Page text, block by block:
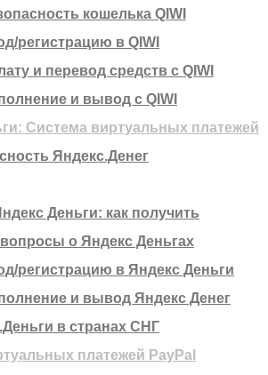
кошелька QIWI
регистрацию в QIWI
и перевод средств c QIWI
и вывод с QIWI
Система виртуальных платежей
Яндекс.Денег
Деньги: как получить
о Яндекс Деньгах
регистрацию в Яндекс Деньги
и вывод Яндекс Денег
в странах СНГ
платежей PayPal